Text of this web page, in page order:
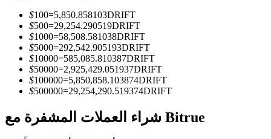
معلومة
تحليل البيانات الضخمة بما في ذلك المعلومات التجارية، وما
$100=5,850.858103DRIFT
$500=29,254.290519DRIFT
$1000=58,508.581038DRIFT
$5000=292,542.905193DRIFT
$10000=585,085.810387DRIFT
$50000=2,925,429.051937DRIFT
$100000=5,850,858.103874DRIFT
$500000=29,254,290.519374DRIFT
شراء العملات المشفرة مع Bitrue